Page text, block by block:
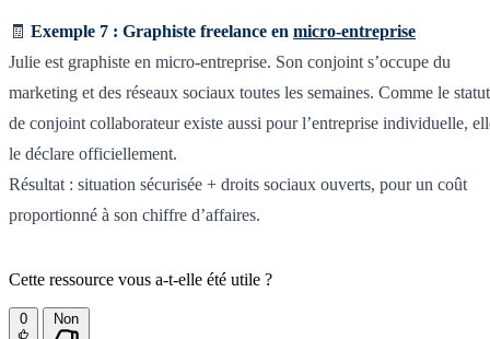
🧾 Exemple 7 : Graphiste freelance en micro-entreprise
Julie est graphiste en micro-entreprise. Son conjoint s’occupe du
marketing et des réseaux sociaux toutes les semaines. Comme le statut
de conjoint collaborateur existe aussi pour l’entreprise individuelle,
le déclare officiellement.
Résultat : situation sécurisée + droits sociaux ouverts, pour un coût
proportionné à son chiffre d’affaires.
Cette ressource vous a-t-elle été utile ?
0